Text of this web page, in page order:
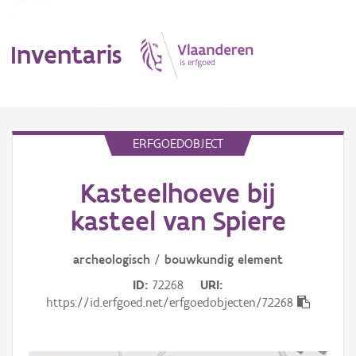
Inventaris
Aanduidingsobject
ERFGOEDOBJECT
Kasteelhoeve bij
kasteel van Spiere
archeologisch / bouwkundig element
ID 72268
URI
https://id.erfgoed.net/erfgoedobjecten/72268